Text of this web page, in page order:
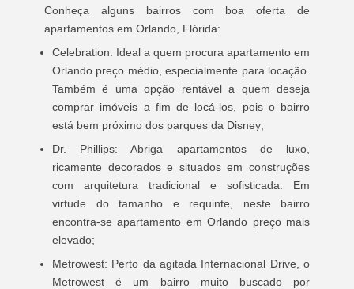
Conheça alguns bairros com boa oferta de
apartamentos em Orlando, Flórida:
Celebration: Ideal a quem procura apartamento em
Orlando preço médio, especialmente para locação.
Também é uma opção rentável a quem deseja
comprar imóveis a fim de locá-los, pois o bairro
está bem próximo dos parques da Disney;
Dr. Phillips: Abriga apartamentos de luxo,
ricamente decorados e situados em construções
com arquitetura tradicional e sofisticada. Em
virtude do tamanho e requinte, neste bairro
encontra-se apartamento em Orlando preço mais
elevado;
Metrowest: Perto da agitada Internacional Drive, o
Metrowest é um bairro muito buscado por